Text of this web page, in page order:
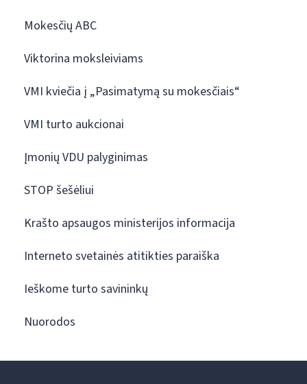
Mokesčių ABC
Viktorina moksleiviams
VMI kviečia į „Pasimatymą su mokesčiais“
VMI turto aukcionai
Įmonių VDU palyginimas
STOP šešėliui
Krašto apsaugos ministerijos informacija
Interneto svetainės atitikties paraiška
Ieškome turto savininkų
Nuorodos